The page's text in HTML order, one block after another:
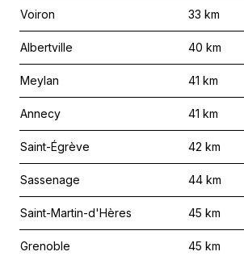
Voiron 33 km
Albertville 40 km
Meylan 41 km
Annecy 41 km
Saint-Égrève 42 km
Sassenage 44 km
Saint-Martin-d'Hères 45 km
Grenoble 45 km